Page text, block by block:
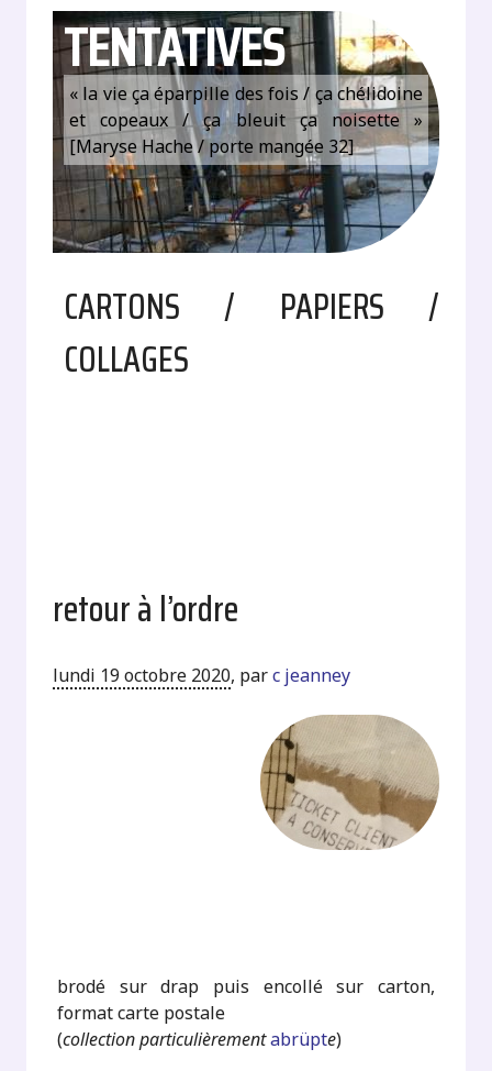
TENTATIVES
« la vie ça éparpille des fois / ça chélidoine
et copeaux / ça bleuit ça noisette »
[Maryse Hache / porte mangée 32]
CARTONS / PAPIERS /
COLLAGES
retour à l’ordre
lundi 19 octobre 2020, parc jeanney
brodé sur drap puis encollé sur carton,
format carte postale
(collection particulièrementabrüpte)